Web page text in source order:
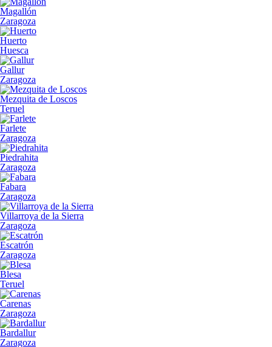
Magallón
Zaragoza
Huerto
Huesca
Gallur
Zaragoza
Mezquita de Loscos
Teruel
Farlete
Zaragoza
Piedrahita
Zaragoza
Fabara
Zaragoza
Villarroya de la Sierra
Zaragoza
Escatrón
Zaragoza
Blesa
Teruel
Carenas
Zaragoza
Bardallur
Zaragoza